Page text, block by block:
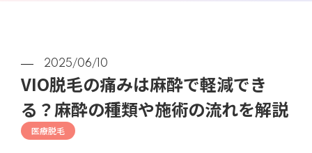
2025/06/10
VIO脱毛の痛みは麻酔で軽減でき
る？麻酔の種類や施術の流れを解説
医療脱毛